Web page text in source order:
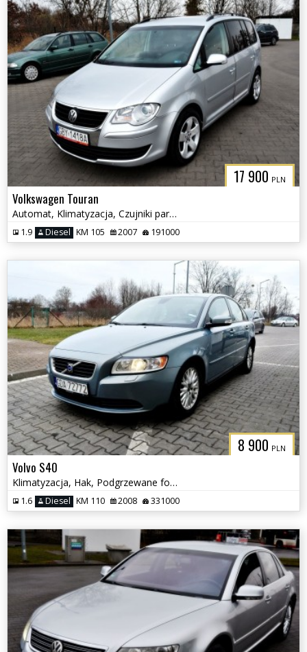
17 900 PLN
Volkswagen Touran
Automat, Klimatyzacja, Czujniki parkowania, Podgrzewane fotele
1.9 Diesel KM 105 2007 191000
8 900 PLN
Volvo S40
Klimatyzacja, Hak, Podgrzewane fotele, Tempomat
1.6 Diesel KM 110 2008 331000